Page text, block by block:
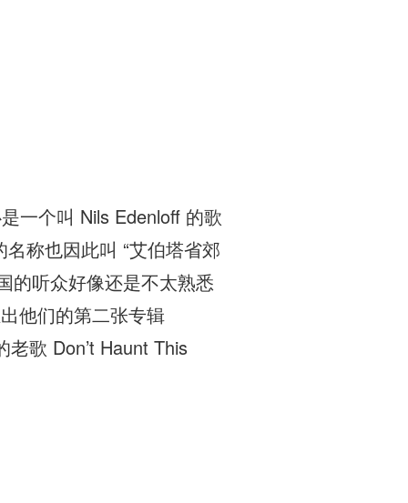
一个叫 Nils Edenloff 的歌
称也因此叫 “艾伯塔省郊
的听众好像还是不太熟悉
他们的第二张专辑
歌 Don’t Haunt This